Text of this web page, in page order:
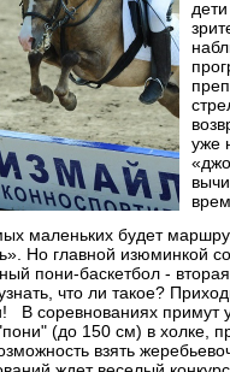
уже
маленьких будет
Но главной изюминкой
пони-баскетбол -
что ли такое?
В соревнованиях примут
(до 150 см) в холке,
взять